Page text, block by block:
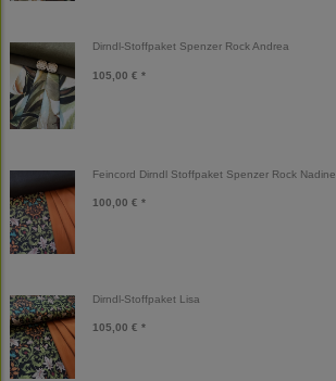
Dirndl-Stoffpaket Spenzer Rock Andrea
105,00 € *
Feincord Dirndl Stoffpaket Spenzer Rock Nadine
100,00 € *
Dirndl-Stoffpaket Lisa
105,00 € *